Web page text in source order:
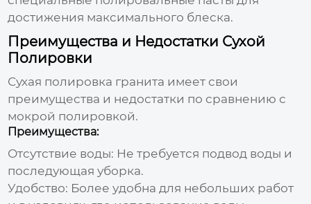
достижения максимального блеска.
Преимущества и Недостатки Сухой
Полировки
Сухая полировка гранита имеет свои
преимущества и недостатки по сравнению с
мокрой полировкой.
Преимущества:
Отсутствие воды: Не требуется подвод воды и
последующая уборка.
Удобство: Более удобна для небольших работ